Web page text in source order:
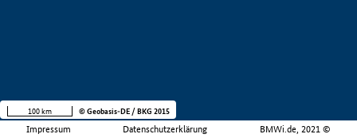
Impressum Datenschutzerklärung BMWi.de, 2021 ©
100 km © Geobasis-DE / BKG 2015